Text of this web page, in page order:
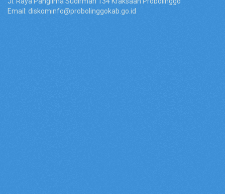
Email: diskominfo@probolinggokab.go.id